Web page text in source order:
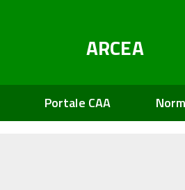
ARCEA
Portale CAA